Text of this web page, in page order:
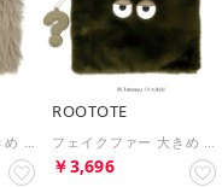
ROOTOTE
￥3,696